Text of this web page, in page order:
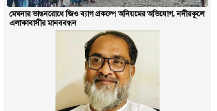
মেঘনার ভাঙনরোধে জিও ব্যাগ প্রকল্পে অনিয়মের অভিযোগ, নদীরকূলে
এলাকাবাসীর মানববন্ধন